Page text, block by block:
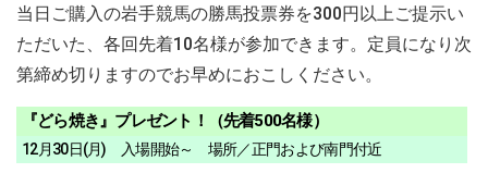
当日ご購入の岩手競馬の勝馬投票券を300円以上ご提示い
ただいた、各回先着10名様が参加できます。定員になり次
第締め切りますのでお早めにおこしください。
『どら焼き』プレゼント！（先着500名様）
12月30日(月) 入場開始～ 場所／正門および南門付近